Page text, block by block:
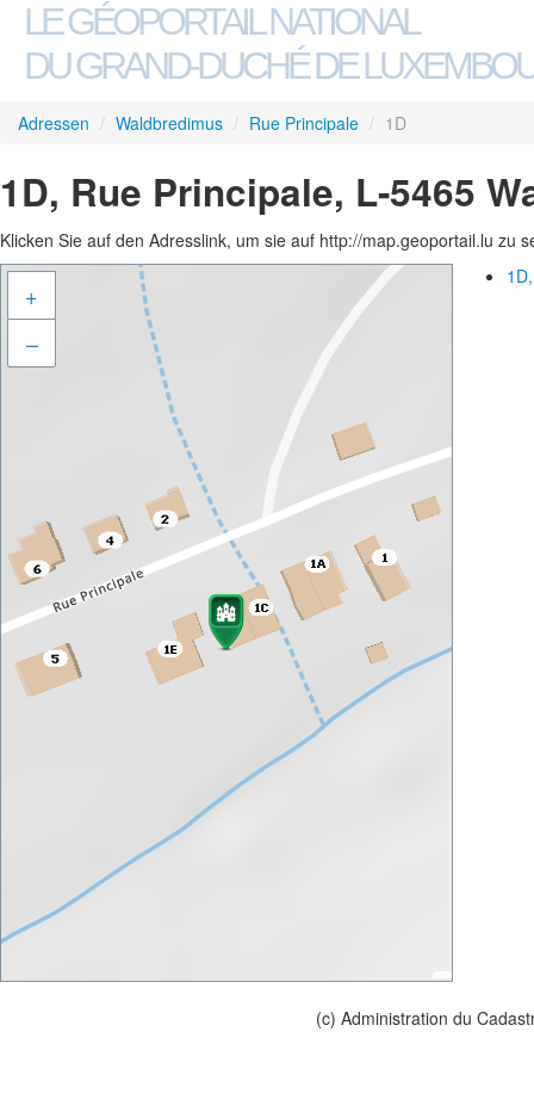
LE GÉOPORTAIL NATIONAL
DU GRAND-DUCHÉ DE
Adressen / Waldbredimus / Rue Principale / 1D
1D, Rue Principale, L-5465
Klicken Sie auf den Adresslink, um sie auf http://map.geoportail.lu zu
+
–
(c) Administration du